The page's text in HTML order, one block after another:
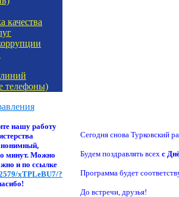
качества
телефоны)
те нашу работу
минут. Можно
и по ссылке
xTPLeBU7/?
Сегодня снова Турковский
Будем поздравлять всех с
Программа будет
До встречи, друзья!